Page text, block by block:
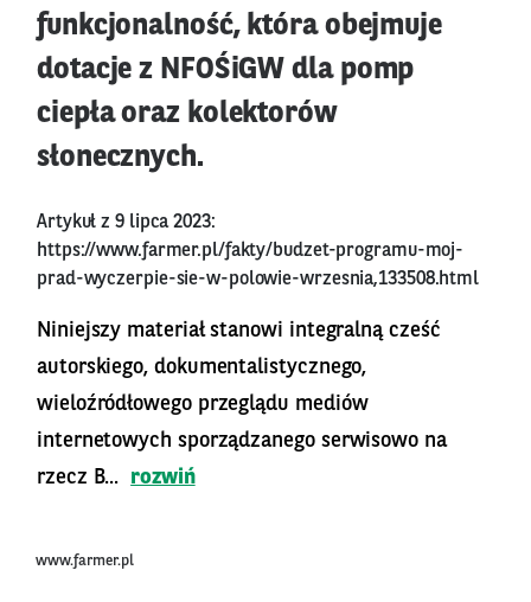
funkcjonalność, która obejmuje
dotacje z NFOŚiGW dla pomp
ciepła oraz kolektorów
słonecznych.
Artykuł z 9 lipca 2023:
https://www.farmer.pl/fakty/budzet-programu-moj-
prad-wyczerpie-sie-w-polowie-wrzesnia,133508.html
Niniejszy materiał stanowi integralną cześć
autorskiego, dokumentalistycznego,
wieloźródłowego przeglądu mediów
internetowych sporządzanego serwisowo na
rzecz B...
rozwiń
www.farmer.pl